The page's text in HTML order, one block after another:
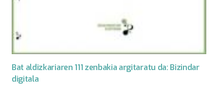
Bat aldizkariaren 111 zenbakia argitaratu da: Bizindar
digitala